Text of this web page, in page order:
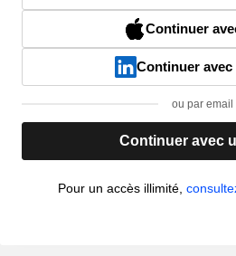
Continuer
Continuer
ou par email
Continuer avec
Pour un accès illimité,